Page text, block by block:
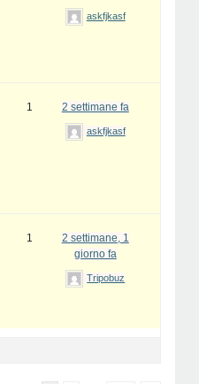
askfjkasf
1 2 settimane fa
askfjkasf
1
2 settimane, 1
giorno fa
Tripobuz